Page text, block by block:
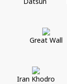
Great Wall
Iran Khodro